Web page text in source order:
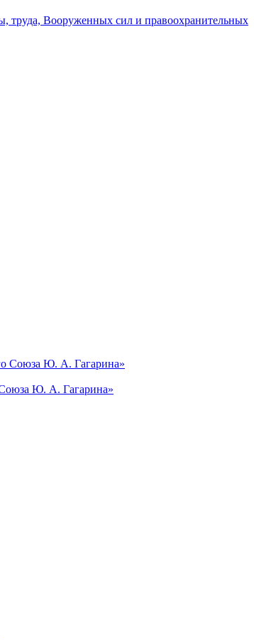
труда, Вооруженных сил и правоохранительных
Союза Ю. А. Гагарина»